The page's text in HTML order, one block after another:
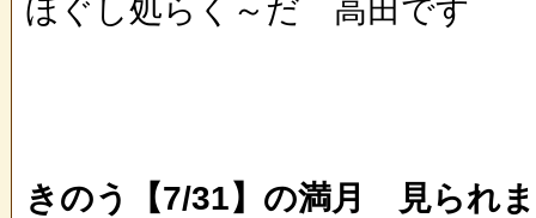
ほぐし処らく～だ 高田です
きのう【7/31】の満月 見られ